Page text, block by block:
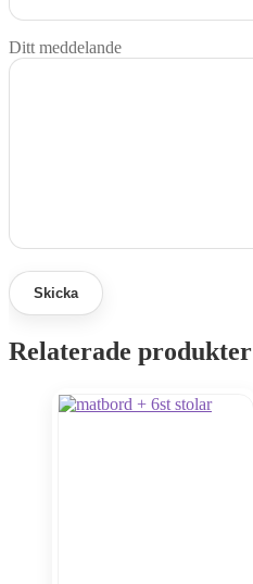
Ditt meddelande
Relaterade produkter